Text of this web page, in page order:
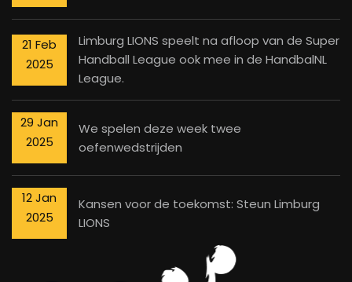
21 Feb
2025
Limburg LIONS speelt na afloop van de Super
Handball League ook mee in de HandbalNL
League.
29 Jan
2025
We spelen deze week twee
oefenwedstrijden
12 Jan
2025
Kansen voor de toekomst: Steun Limburg
LIONS